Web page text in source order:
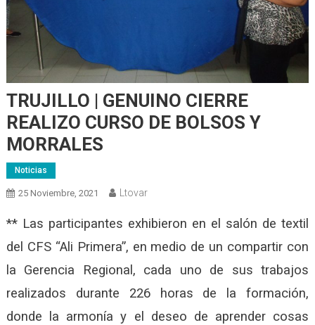
TRUJILLO | GENUINO CIERRE
REALIZO CURSO DE BOLSOS Y
MORRALES
Noticias
25 Noviembre, 2021 Ltovar
** Las participantes exhibieron en el salón de textil
del CFS “Ali Primera”, en medio de un compartir con
la Gerencia Regional, cada uno de sus trabajos
realizados durante 226 horas de la formación,
donde la armonía y el deseo de aprender cosas